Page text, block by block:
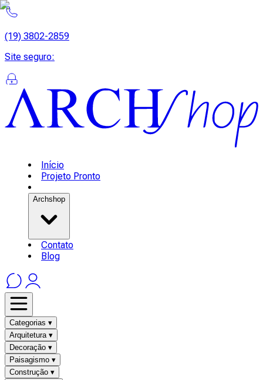
(19) 3802-2859
Site seguro:
Início
Projeto Pronto
Archshop
Contato
Blog
Categorias ▾
Arquitetura ▾
Decoração ▾
Paisagismo ▾
Construção ▾